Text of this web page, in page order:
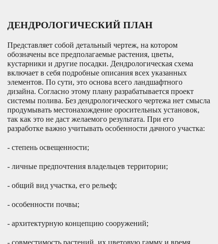
ДЕНДРОЛОГИЧЕСКИЙ ПЛАН
Представляет собой детальный чертеж, на котором
обозначены все предполагаемые растения, цветы,
кустарники и другие посадки. Дендрологическая схема
включает в себя подробные описания всех указанных
элементов. По сути, это основа всего ландшафтного
дизайна. Согласно этому плану разрабатывается проект
системы полива. Без дендрологического чертежа нет смысла
продумывать местонахождение оросительных установок,
так как это не даст желаемого результата. При его
разработке важно учитывать особенности дачного участка:
- степень освещенности;
- личные предпочтения владельцев территории;
- общий вид участка, его рельеф;
- особенности почвы;
- архитектурную концепцию сооружений;
- совместимость растений, их цветовую гамму и время